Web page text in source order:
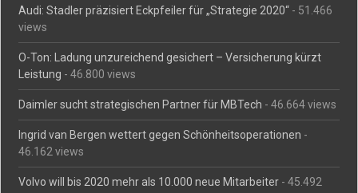
Audi: Stadler präzisiert Eckpfeiler für „Strategie 2020“ - 51.466
views
O-Ton: Ladung unzureichend gesichert – Versicherung kürzt
Leistung - 46.800 views
Daimler sucht strategischen Partner für MBTech - 46.664 views
Ingrid van Bergen wettert gegen Schönheitsoperationen -
46.162 views
Volvo will bis 2020 mehr als 10.000 neue Mitarbeiter - 45.492